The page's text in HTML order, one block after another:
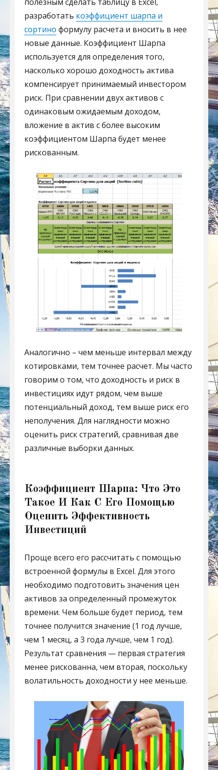
разработать коэффициент шарпа и
сортино формулу расчета и вносить в нее
новые данные. Коэффициент Шарпа
используется для определения того,
насколько хорошо доходность актива
компенсирует принимаемый инвестором
риск. При сравнении двух активов с
одинаковым ожидаемым доходом,
вложение в актив с более высоким
коэффициентом Шарпа будет менее
рискованным.
Аналогично – чем меньше интервал между
котировками, тем точнее расчет. Мы часто
говорим о том, что доходность и риск в
инвестициях идут рядом, чем выше
потенциальный доход, тем выше риск его
неполучения. Для наглядности можно
оценить риск стратегий, сравнивая две
различные выборки данных.
Коэффициент Шарпа: Что Это
Такое И Как С Его Помощью
Оценить Эффективность
Инвестиций
Проще всего его рассчитать с помощью
встроенной формулы в Excel. Для этого
необходимо подготовить значения цен
активов за определенный промежуток
времени. Чем больше будет период, тем
точнее получится значение (1 год лучше,
чем 1 месяц, а 3 года лучше, чем 1 год).
Результат сравнения — первая стратегия
менее рискованна, чем вторая, поскольку
волатильность доходности у нее меньше.